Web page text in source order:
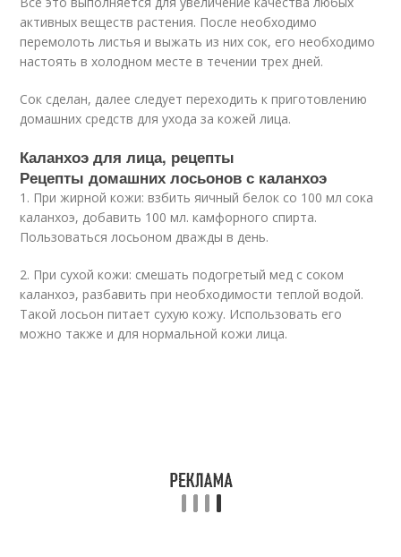
активных веществ растения. После необходимо
перемолоть листья и выжать из них сок, его необходимо
настоять в холодном месте в течении трех дней.
Сок сделан, далее следует переходить к приготовлению
домашних средств для ухода за кожей лица.
Каланхоэ для лица, рецепты
Рецепты домашних лосьонов с каланхоэ
1. При жирной кожи: взбить яичный белок со 100 мл сока
каланхоэ, добавить 100 мл. камфорного спирта.
Пользоваться лосьоном дважды в день.
2. При сухой кожи: смешать подогретый мед с соком
каланхоэ, разбавить при необходимости теплой водой.
Такой лосьон питает сухую кожу. Использовать его
можно также и для нормальной кожи лица.